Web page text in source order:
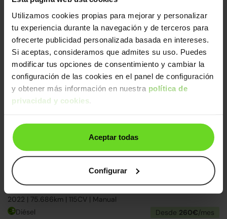
Utilizamos cookies propias para mejorar y personalizar
tu experiencia durante la navegación y de terceros para
ofrecerte publicidad personalizada basada en intereses.
Si aceptas, consideramos que admites su uso. Puedes
modificar tus opciones de consentimiento y cambiar la
configuración de las cookies en el panel de configuración
y obtener más información en nuestra política de
privacidad y cookies
Aceptar todas
Configurar
Volkswagen Golf
Variant 1.6TDI CR BMT Advance DSG 110
2016 | 113.093km | 110CV | Automático
17.490€
Diésel Desde338€/mes
2 días
↓ 500€
Volkswagen Golf
Variant 2.0TDI Life
2022 | 75.686km | 115CV | Manual
16.790€
Diésel Desde 260€/mes